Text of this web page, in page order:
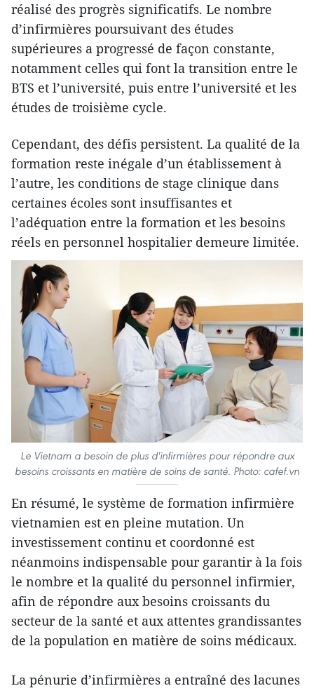
réalisé des progrès significatifs. Le nombre
d’infirmières poursuivant des études
supérieures a progressé de façon constante,
notamment celles qui font la transition entre le
BTS et l’université, puis entre l’université et les
études de troisième cycle.
Cependant, des défis persistent. La qualité de la
formation reste inégale d’un établissement à
l’autre, les conditions de stage clinique dans
certaines écoles sont insuffisantes et
l’adéquation entre la formation et les besoins
réels en personnel hospitalier demeure limitée.
Le Vietnam a besoin de plus d'infirmières pour répondre aux
besoins croissants en matière de soins de santé. Photo: cafef.vn
En résumé, le système de formation infirmière
vietnamien est en pleine mutation. Un
investissement continu et coordonné est
néanmoins indispensable pour garantir à la fois
le nombre et la qualité du personnel infirmier,
afin de répondre aux besoins croissants du
secteur de la santé et aux attentes grandissantes
de la population en matière de soins médicaux.
La pénurie d’infirmières a entraîné des lacunes